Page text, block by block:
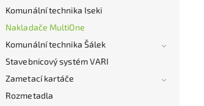
Komunální technika Iseki
Nakladače MultiOne
Komunální technika Šálek
Stavebnicový systém VARI
Zametací kartáče
Rozmetadla